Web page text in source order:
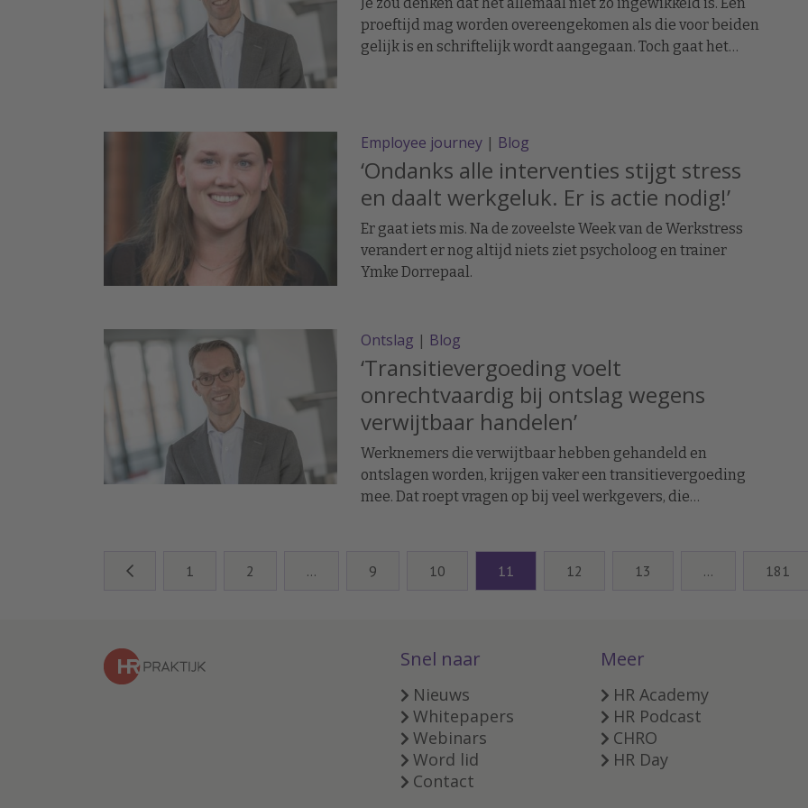
proeftijd mag worden overeengekomen als die voor beiden
gelijk is en schriftelijk wordt aangegaan. Toch gaat het
Employee journey | Blog
‘Ondanks alle interventies stijgt stress
en daalt werkgeluk. Er is actie nodig!’
Er gaat iets mis. Na de zoveelste Week van de Werkstress
verandert er nog altijd niets ziet psycholoog en trainer
Ymke Dorrepaal.
Ontslag | Blog
‘Transitievergoeding voelt
onrechtvaardig bij ontslag wegens
verwijtbaar handelen’
Werknemers die verwijtbaar hebben gehandeld en
ontslagen worden, krijgen vaker een transitievergoeding
mee. Dat roept vragen op bij veel werkgevers, die
1 2 … 9 10 11 12 13 … 181
Snel naar
Nieuws
Whitepapers
Webinars
Word lid
Contact
Meer
HR Academy
HR Podcast
CHRO
HR Day